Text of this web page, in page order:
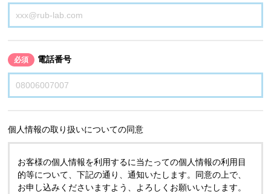
必須 電話番号
個人情報の取り扱いについての同意
お客様の個人情報を利用するに当たっての個人情報の利用目
的等について、下記の通り、通知いたします。同意の上で、
お申し込みくださいますよう、よろしくお願いいたします。